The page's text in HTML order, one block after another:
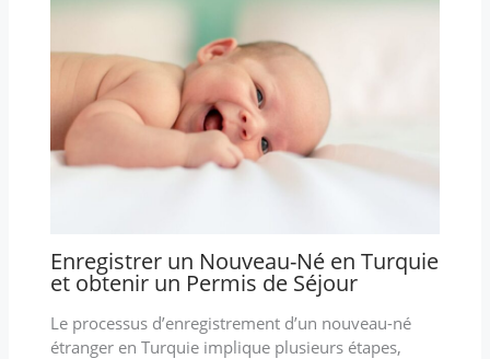
Enregistrer un Nouveau-Né en Turquie
et obtenir un Permis de Séjour
Le processus d’enregistrement d’un nouveau-né
étranger en Turquie implique plusieurs étapes,